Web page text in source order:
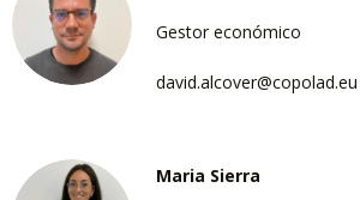
Gestor económico
david.alcover@copolad.eu
Maria Sierra